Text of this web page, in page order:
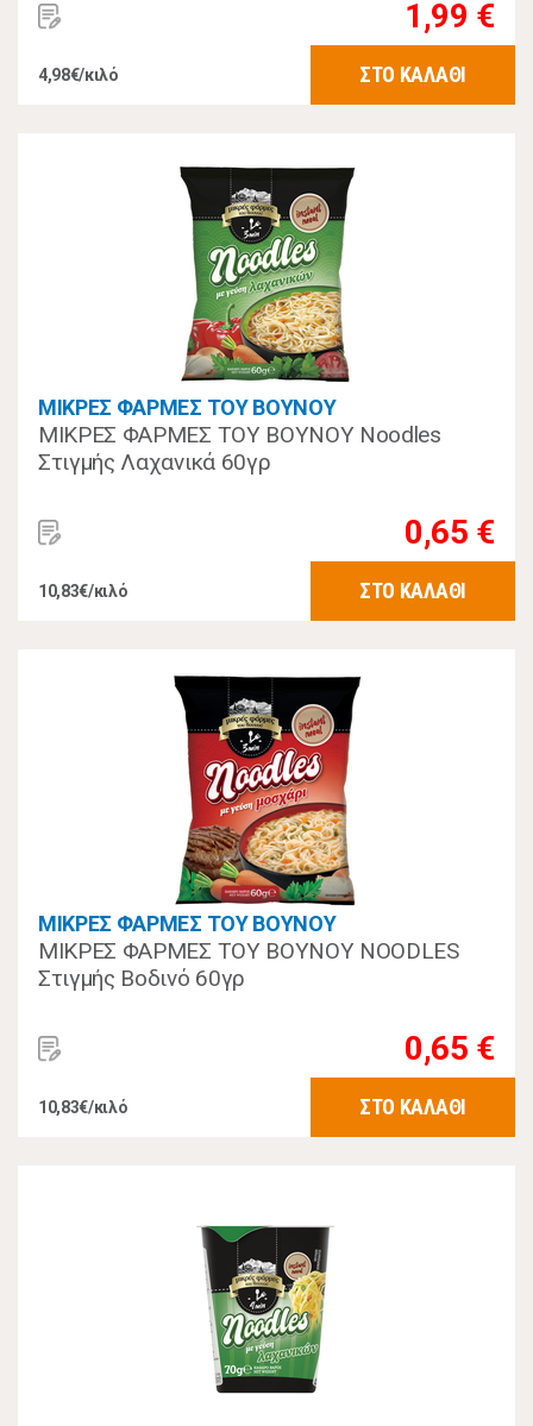
1,99 €
4,98€/κιλό ΣΤΟ ΚΑΛΑΘΙ
ΜΙΚΡΕΣ ΦΑΡΜΕΣ ΤΟΥ ΒΟΥΝΟΥ
ΜΙΚΡΕΣ ΦΑΡΜΕΣ ΤΟΥ ΒΟΥΝΟΥ Noodles
Στιγμής Λαχανικά 60γρ
0,65 €
10,83€/κιλό ΣΤΟ ΚΑΛΑΘΙ
ΜΙΚΡΕΣ ΦΑΡΜΕΣ ΤΟΥ ΒΟΥΝΟΥ
ΜΙΚΡΕΣ ΦΑΡΜΕΣ ΤΟΥ ΒΟΥΝΟΥ NOODLES
Στιγμής Βοδινό 60γρ
0,65 €
10,83€/κιλό ΣΤΟ ΚΑΛΑΘΙ